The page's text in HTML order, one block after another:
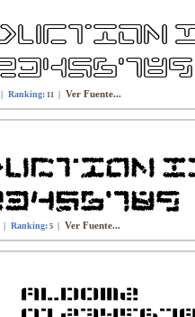
| Ranking: 11 | Ver Fuente...
| Ranking: 5 | Ver Fuente...